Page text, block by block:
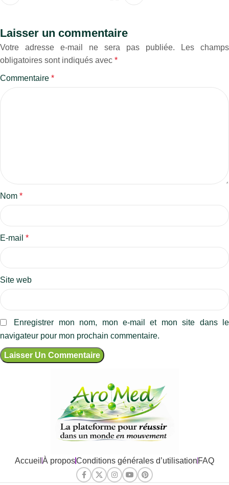
Laisser un commentaire
Votre adresse e-mail ne sera pas publiée.
Les champs
obligatoires sont indiqués avec *
Commentaire *
Nom *
E-mail *
Site web
Enregistrer mon nom, mon e-mail et mon site dans le
navigateur pour mon prochain commentaire.
Accueil À proposConditions générales d’utilisation FAQ